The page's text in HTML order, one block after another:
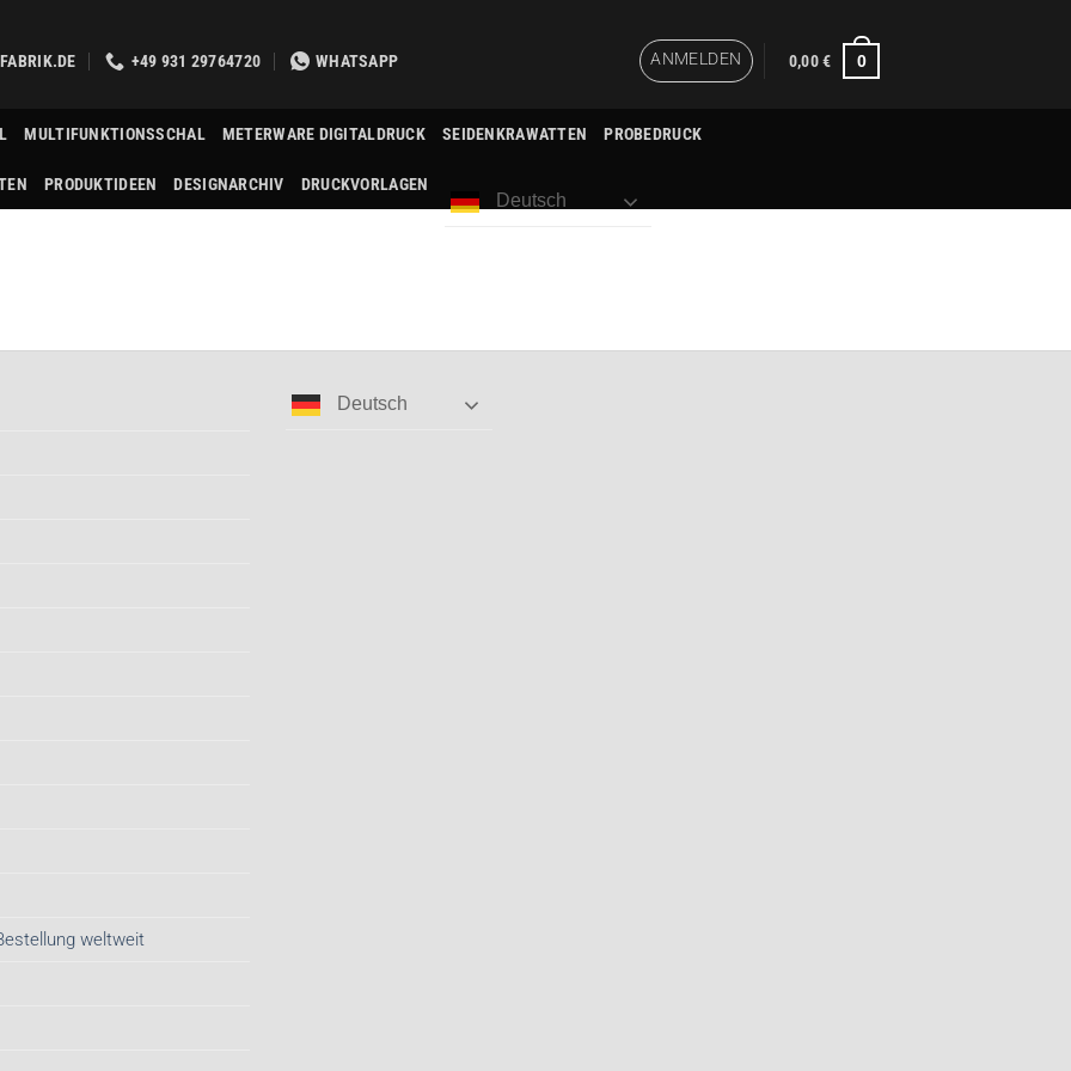
+49 931 29764720 WHATSAPP ANMELDEN 0,00€ 0
MULTIFUNKTIONSSCHAL METERWARE DIGITALDRUCK SEIDENKRAWATTEN PROBEDRUCK
PRODUKTIDEEN DESIGNARCHIV DRUCKVORLAGEN
Deutsch
weltweit
Deutsch